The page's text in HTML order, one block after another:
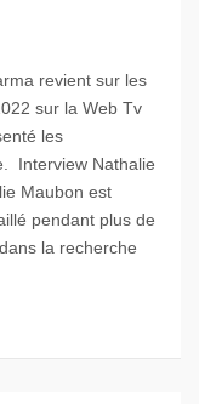
revient sur les
sur la Web Tv
les
Interview Nathalie
Maubon est
pendant plus de
la recherche